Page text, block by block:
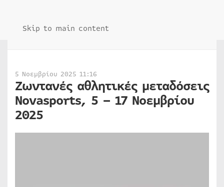
Skip to main content
5 Νοεμβρίου 2025 11:16
Ζωντανές αθλητικές μεταδόσεις
Novasports, 5 – 17 Νοεμβρίου
2025